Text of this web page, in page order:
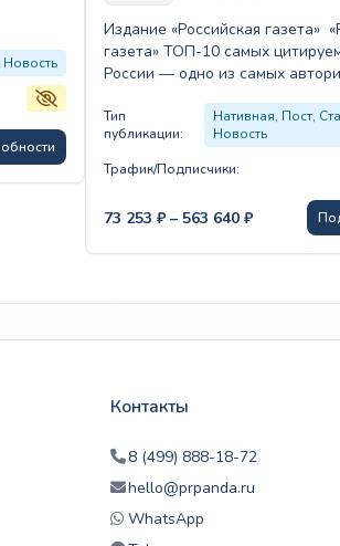
Новость
Издание «Российская газета»
газета» ТОП-10 самых
России — одно из самых
государственных документов.…
Тип
публикации:
Нативная, Пост,
Новость
Трафик/Подписчики:
73 253 ₽ – 563 640 ₽Диапазон
73
–
640 ₽
Контакты
8 (499) 888-18-72
hello@prpanda.ru
WhatsApp